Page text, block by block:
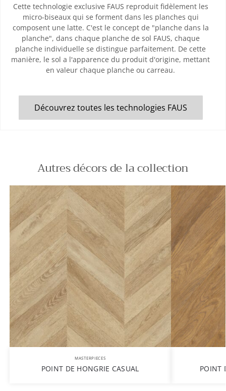
Cette technologie exclusive FAUS reproduit fidèlement les
micro-biseaux qui se forment dans les planches qui
composent une latte. C'est le concept de "planche dans la
planche", dans chaque planche de sol FAUS, chaque
planche individuelle se distingue parfaitement. De cette
manière, le sol a l'apparence du produit d'origine, mettant
en valeur chaque planche ou carreau.
Découvrez toutes les technologies FAUS
Autres décors de la collection
MASTERPIECES
POINT DE HONGRIE CASUAL POINT